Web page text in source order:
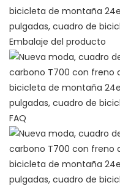
Embalaje del producto
FAQ